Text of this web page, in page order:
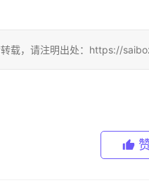
转载，请注明出处：https://